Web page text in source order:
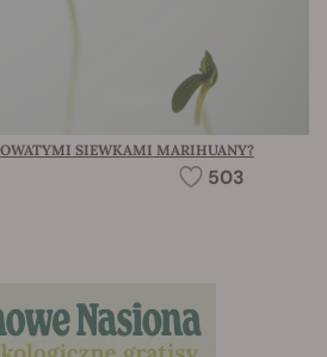
SIEWKAMI MARIHUANY?
503